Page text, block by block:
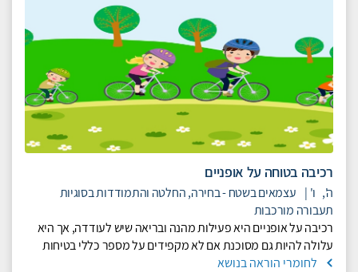
רכיבה בטוחה על אופניים
ה', ו' | עצמאים בשטח - בחירה, החלטה והתמודדות בסוגיות
תעבורה מורכבות
רכיבה על אופניים היא פעילות מהנה ובריאה שיש לעודדה, אך היא
עלולה להיות גם מסוכנת אם לא מקפידים על מספר כללי בטיחות
לחומרי הוראה בנושא